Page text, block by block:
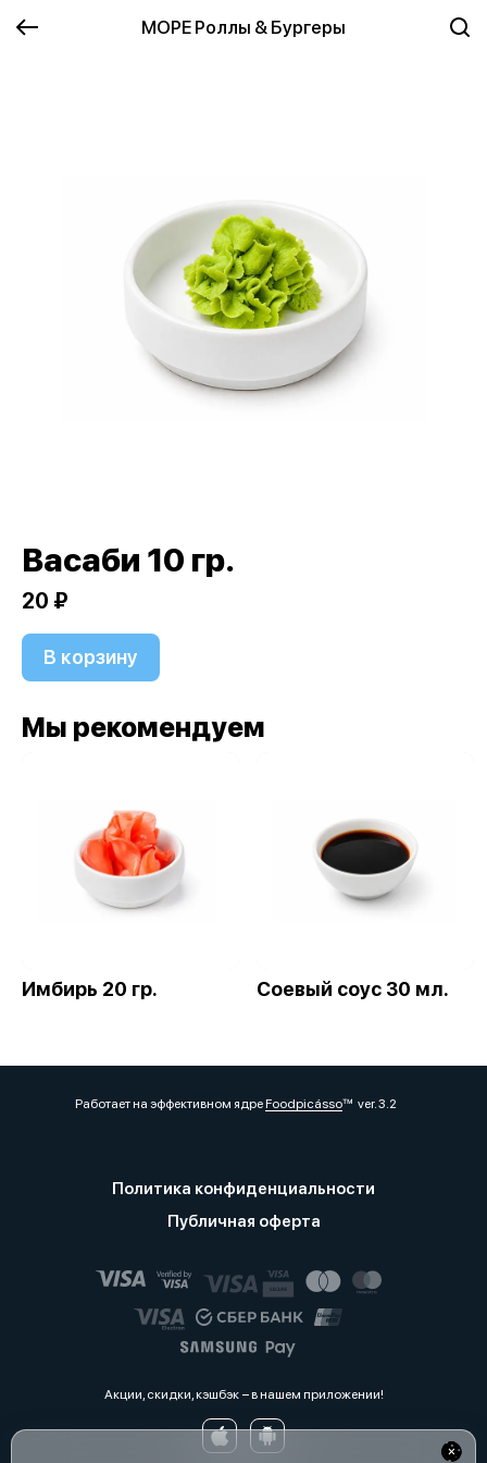
МОРЕ Роллы & Бургеры
Васаби 10 гр.
20 ₽
В корзину
Мы рекомендуем
Имбирь 20 гр. Соевый соус 30 мл.
Работает на эффективном ядреFoodpicássover. 3.2
Политика конфиденциальности
Публичная оферта
Акции, скидки, кэшбэк − в нашем приложении!